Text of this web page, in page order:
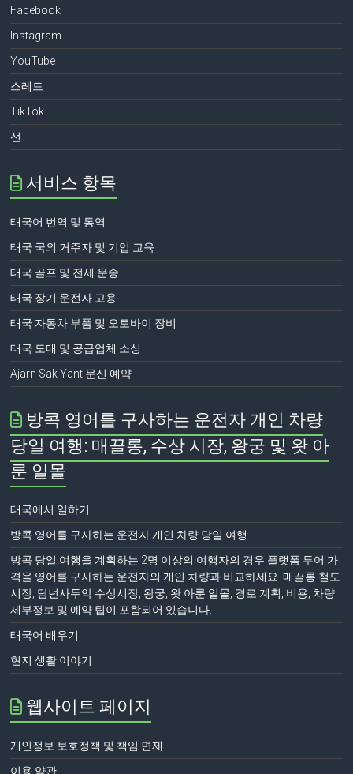
Facebook
Instagram
YouTube
스레드
TikTok
선
서비스 항목
태국어 번역 및 통역
태국 국외 거주자 및 기업 교육
태국 골프 및 전세 운송
태국 장기 운전자 고용
태국 자동차 부품 및 오토바이 장비
태국 도매 및 공급업체 소싱
Ajarn Sak Yant 문신 예약
방콕 영어를 구사하는 운전자 개인 차량
당일 여행: 매끌롱, 수상 시장, 왕궁 및 왓 아
룬 일몰
태국에서 일하기
방콕 영어를 구사하는 운전자 개인 차량 당일 여행
방콕 당일 여행을 계획하는 2명 이상의 여행자의 경우 플랫폼 투어 가
격을 영어를 구사하는 운전자의 개인 차량과 비교하세요. 매끌롱 철도
시장, 담넌사두악 수상시장, 왕궁, 왓 아룬 일몰, 경로 계획, 비용, 차량
세부정보 및 예약 팁이 포함되어 있습니다.
태국어 배우기
현지 생활 이야기
웹사이트 페이지
개인정보 보호정책 및 책임 면제
이용 약관